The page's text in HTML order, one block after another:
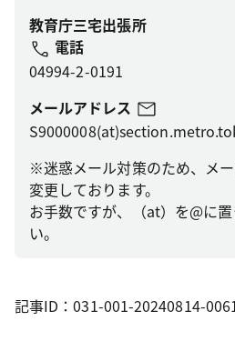
教育庁三宅出張所
電話
04994-2-0191
メールアドレス
※迷惑メール対策のため、メ
変更しております。
お手数ですが、（at）を@に
い。
記事ID：031-001-20240814-